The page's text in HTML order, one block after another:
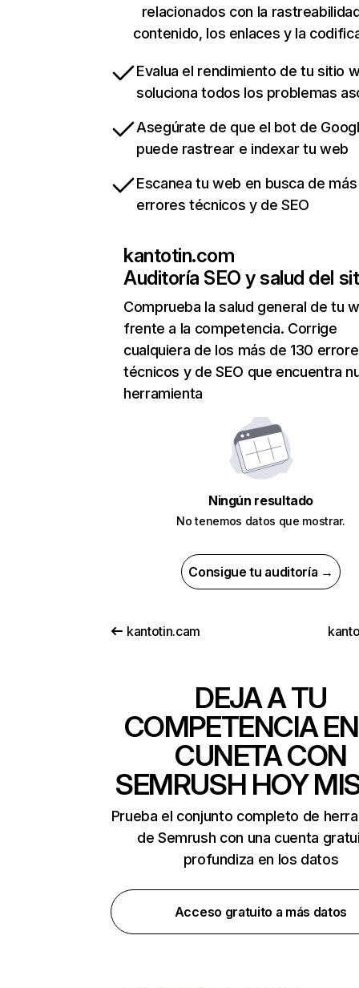
relacionados con la
contenido, los enlaces y la
Evalua el rendimiento de tu sitio
soluciona todos los problemas
Asegúrate de que el bot de
puede rastrear e indexar tu web
Escanea tu web en busca de
errores técnicos y de SEO
kantotin.com
Auditoría SEO y salud del
Comprueba la salud general de tu
frente a la competencia. Corrige
cualquiera de los más de 130
técnicos y de SEO que encuentra
herramienta
Ningún resultado
No tenemos datos que mostrar.
Consigue tu auditoría →
kantotin.cam
DEJA A TU
COMPETENCIA
CUNETA CON
SEMRUSH HOY
Prueba el conjunto completo de
de Semrush con una cuenta
profundiza en los datos
Acceso gratuito a más datos